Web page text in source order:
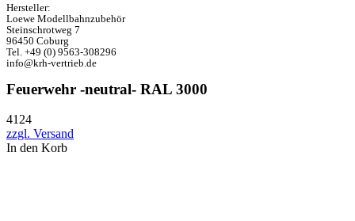
Hersteller:
Loewe Modellbahnzubehör
Steinschrotweg 7
96450 Coburg
Tel. +49 (0) 9563-308296
info@krh-vertrieb.de
Feuerwehr -neutral- RAL 3000
4124
zzgl. Versand
In den Korb